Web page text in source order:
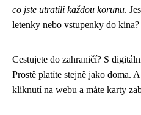
co jste utratili každou korunu.
letenky nebo vstupenky do kina?
Cestujete do zahraničí? S
Prostě platíte stejně jako doma.
kliknutí na webu a máte karty